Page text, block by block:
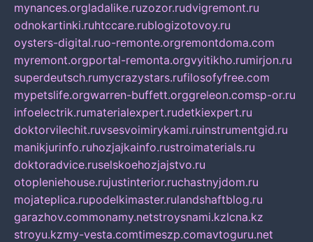
mynances.orgladalike.ruzozor.rudvigremont.ru
odnokartinki.ruhtccare.rublogizotovoy.ru
oysters-digital.ruo-remonte.orgremontdoma.com
myremont.orgportal-remonta.orgvyitikho.rumirjon.ru
superdeutsch.rumycrazystars.rufilosofyfree.com
mypetslife.orgwarren-buffett.orggreleon.comsp-or.ru
infoelectrik.rumaterialexpert.rudetkiexpert.ru
doktorvilechit.ruvsesvoimirykami.ruinstrumentgid.ru
manikjurinfo.ruhozjajkainfo.rustroimaterials.ru
doktoradvice.ruselskoehozjajstvo.ru
otopleniehouse.rujustinterior.ruchastnyjdom.ru
mojateplica.rupodelkimaster.rulandshaftblog.ru
garazhov.commonamy.netstroysnami.kzlcna.kz
stroyu.kzmy-vesta.comtimeszp.comavtoguru.net